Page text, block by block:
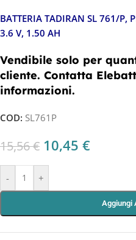
BATTERIA TADIRAN SL 761/P,
3.6 V, 1.50 AH
Vendibile solo per
cliente. Contatta
informazioni.
COD: SL761P
15,56€ 10,45 €
- +
Aggiungi